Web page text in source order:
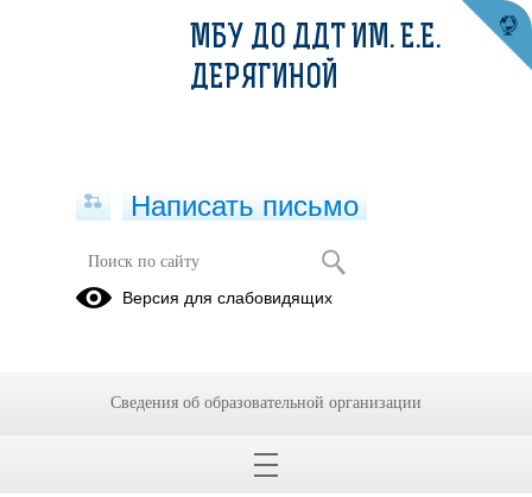
Задание на 18.09 1-3 год обучения.
АКВАРЕЛЬ. Рисуем секретными
МБУ ДО ДДТ ИМ. Е.Е.
ДЕРЯГИНОЙ
Написать письмо
Версия для слабовидящих
Сведения об образовательной организации